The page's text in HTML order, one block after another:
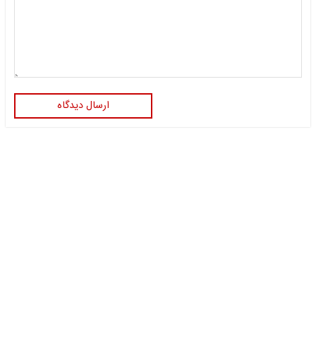
ارسال دیدگاه